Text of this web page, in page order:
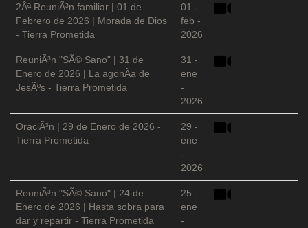
2Âª ReuniÃ³n familiar | 01 de
Febrero de 2026 | Morada de Dios
- Tierra Prometida
01 -
feb -
2026
ReuniÃ³n "SÃ© Sano" | 31 de
Enero de 2026 | La agonÃ­a de
JesÃºs - Tierra Prometida
31 -
ene
-
2026
OraciÃ³n | 29 de Enero de 2026 -
Tierra Prometida
29 -
ene
-
2026
ReuniÃ³n "SÃ© Sano" | 24 de
Enero de 2026 | Hasta sobra para
dar y repartir - Tierra Prometida
25 -
ene
-